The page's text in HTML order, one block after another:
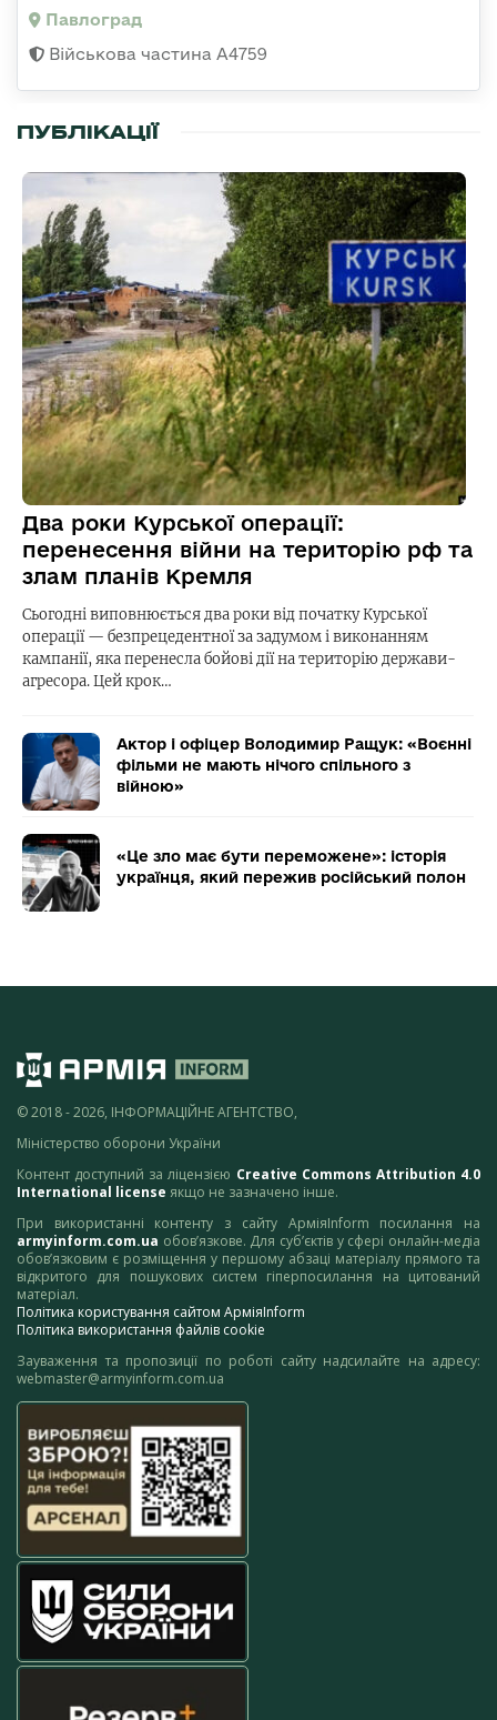
Павлоград
Військова частина А4759
ПУБЛІКАЦІЇ
Два роки Курської операції:
перенесення війни на територію рф та
злам планів Кремля
Сьогодні виповнюється два роки від початку Курської
операції — безпрецедентної за задумом і виконанням
кампанії, яка перенесла бойові дії на територію держави-
агресора. Цей крок…
Актор і офіцер Володимир Ращук: «Воєнні
фільми не мають нічого спільного з
війною»
«Це зло має бути переможене»: історія
українця, який пережив російський полон
© 2018 - 2026, ІНФОРМАЦІЙНЕ АГЕНТСТВО,
Міністерство оборони України
Контент доступний за ліцензією Creative Commons Attribution 4.0
International license якщо не зазначено інше.
При використанні контенту з сайту АрміяInform посилання на
armyinform.com.ua обов’язкове. Для суб’єктів у сфері онлайн-медіа
обов’язковим є розміщення у першому абзаці матеріалу прямого та
відкритого для пошукових систем гіперпосилання на цитований
матеріал.
Політика користування сайтом АрміяInform
Політика використання файлів cookie
Зауваження та пропозиції по роботі сайту надсилайте на адресу:
webmaster@armyinform.com.ua